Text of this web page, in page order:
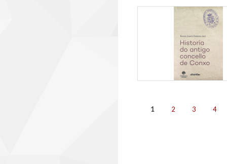
Páxinas
1 2 3 4